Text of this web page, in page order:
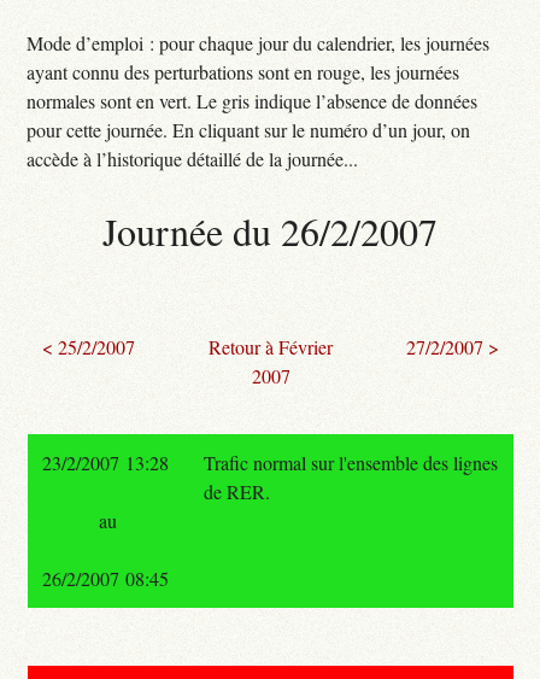
Mode d’emploi : pour chaque jour du calendrier, les journées
ayant connu des perturbations sont en rouge, les journées
normales sont en vert. Le gris indique l’absence de données
pour cette journée. En cliquant sur le numéro d’un jour, on
accède à l’historique détaillé de la journée...
Journée du 26/2/2007
< 25/2/2007
Retour à Février
2007
27/2/2007 >
23/2/2007 13:28
Trafic normal sur l'ensemble des lignes
de RER.
au
26/2/2007 08:45